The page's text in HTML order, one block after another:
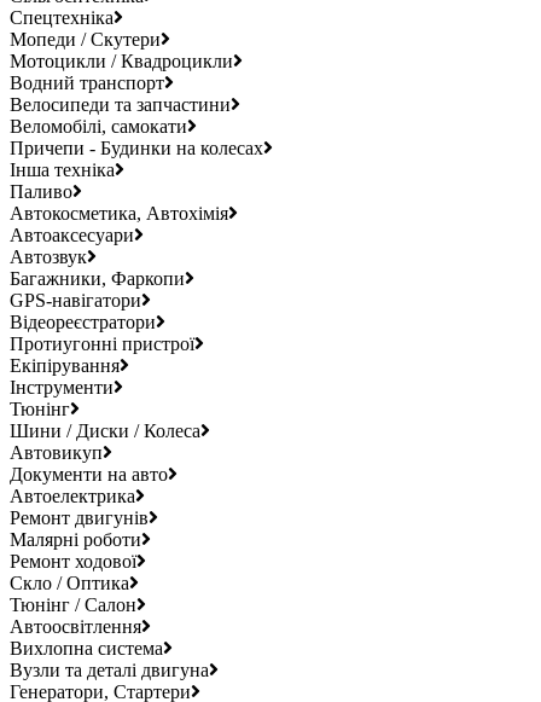
Спецтехніка
Мопеди / Скутери
Мотоцикли / Квадроцикли
Водний транспорт
Велосипеди та запчастини
Веломобілі, самокати
Причепи - Будинки на колесах
Інша техніка
Паливо
Автокосметика, Автохімія
Автоаксесуари
Автозвук
Багажники, Фаркопи
GPS-навігатори
Відеореєстратори
Протиугонні пристрої
Екіпірування
Інструменти
Тюнінг
Шини / Диски / Колеса
Автовикуп
Документи на авто
Автоелектрика
Ремонт двигунів
Малярні роботи
Ремонт ходової
Скло / Оптика
Тюнінг / Салон
Автоосвітлення
Вихлопна система
Вузли та деталі двигуна
Генератори, Стартери